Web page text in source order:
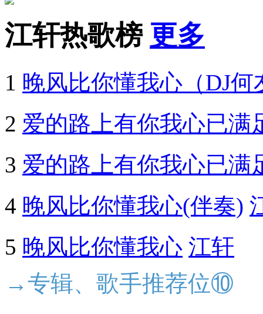
江轩热歌榜 更多
1 晚风比你懂我心（DJ何
2 爱的路上有你我心已满
3 爱的路上有你我心已满
4 晚风比你懂我心(伴奏)
5 晚风比你懂我心 江轩
→专辑、歌手推荐位⑩